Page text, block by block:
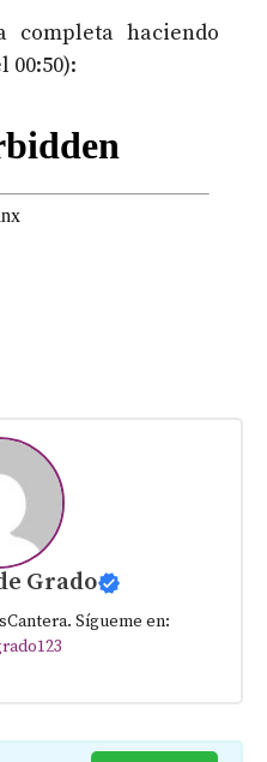
completa haciendo
00:50):
Grado
Sígueme en: